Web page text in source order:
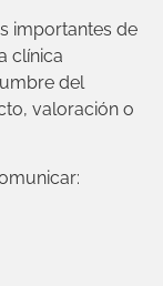
importantes de
clínica
del
valoración o